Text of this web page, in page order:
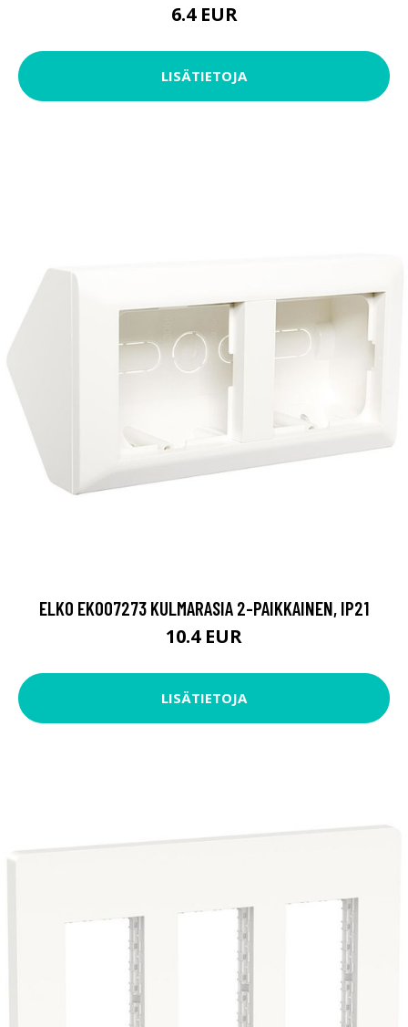
6.4 EUR
LISÄTIETOJA
ELKO EKO07273 KULMARASIA 2-PAIKKAINEN, IP21
10.4 EUR
LISÄTIETOJA